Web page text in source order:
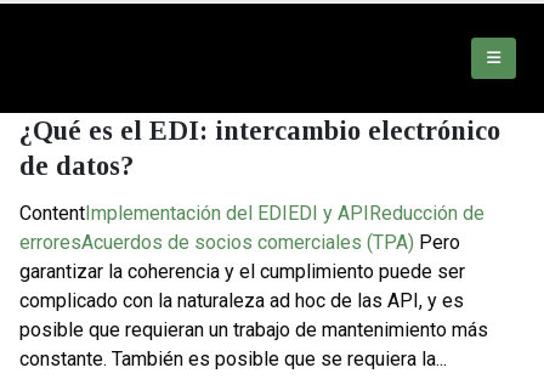
¿Qué es el EDI: intercambio electrónico
de datos?
Content Implementación del EDI EDI y API Reducción de
erroresAcuerdos de socios comerciales (TPA) Pero
garantizar la coherencia y el cumplimiento puede ser
complicado con la naturaleza ad hoc de las API, y es
posible que requieran un trabajo de mantenimiento más
constante. También es posible que se requiera la...